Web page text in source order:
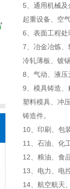
5、通用机械
起重设备、空
6、表面工程处
7、冶金冶炼、
冷轧薄板、镀
8、气动、液压
9、模具铸造、
塑料模具、冲
铸造件。
10、印刷、包
11、石油、化
12、粮油、食
13、电力、电
14、航空航天